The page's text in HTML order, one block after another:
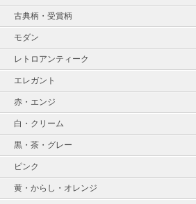
古典柄・受賞柄
モダン
レトロアンティーク
エレガント
赤・エンジ
白・クリーム
黒・茶・グレー
ピンク
黄・からし・オレンジ